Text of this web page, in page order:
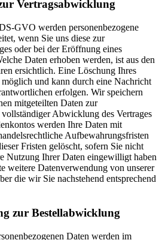
Vertragsabwicklung
GVO werden personenbezogene
wenn Sie uns diese zur
oder bei der Eröffnung eines
Daten erhoben werden, ist aus den
ersichtlich. Eine Löschung Ihres
und kann durch eine Nachricht
erfolgen. Wir speichern
mitgeteilten Daten zur
Abwicklung des Vertrages
werden Ihre Daten mit
Aufbewahrungsfristen
Fristen gelöscht, sofern Sie nicht
Nutzung Ihrer Daten eingewilligt haben
weitere Datenverwendung von unserer
die wir Sie nachstehend entsprechend
zur Bestellabwicklung
Daten werden im